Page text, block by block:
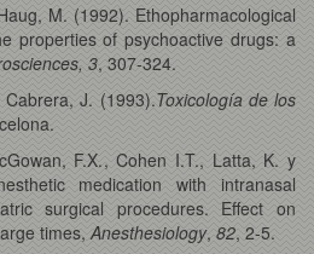
M. (1992). Ethopharmacological
properties of psychoactive drugs: a
3, 307-324.
J. (1993).Toxicología de los
F.X., Cohen I.T., Latta, K. y
medication with intranasal
surgical procedures. Effect on
times, Anesthesiology, 82, 2-5.